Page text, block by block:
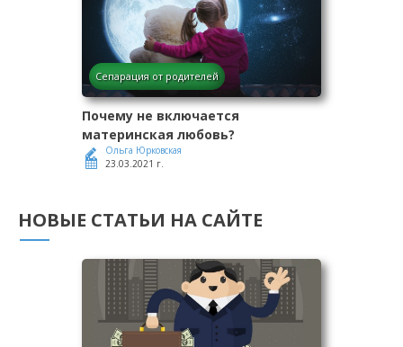
Сепарация от родителей
Почему не включается
материнская любовь?
Ольга Юрковская
23.03.2021 г.
НОВЫЕ СТАТЬИ НА САЙТЕ